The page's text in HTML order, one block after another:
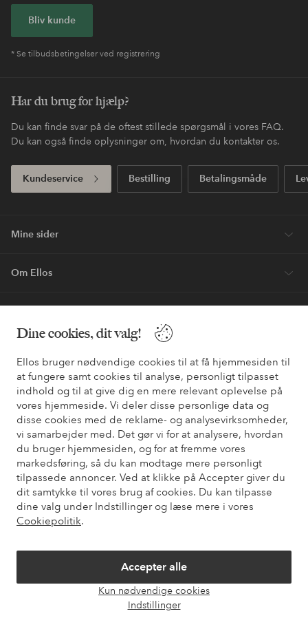
Dine cookies, dit valg!
Ellos bruger nødvendige cookies til at få hjemmesiden til
at fungere samt cookies til analyse, personligt tilpasset
indhold og til at give dig en mere relevant oplevelse på
vores hjemmeside. Vi deler disse personlige data og
disse cookies med de reklame- og analysevirksomheder,
vi samarbejder med. Det gør vi for at analysere, hvordan
du bruger hjemmesiden, og for at fremme vores
markedsføring, så du kan modtage mere personligt
tilpassede annoncer. Ved at klikke på Accepter giver du
dit samtykke til vores brug af cookies. Du kan tilpasse
dine valg under Indstillinger og læse mere i vores
Cookiepolitik.
Accepter alle
Kun nødvendige cookies
Indstillinger
Bliv kunde
* Se tilbudsbetingelser ved registrering
Har du brug for hjælp?
Du kan finde svar på de oftest stillede spørgsmål i vores FAQ.
Du kan også finde oplysninger om, hvordan du kontakter os.
Kundeservice Bestilling Betalingsmåde
Mine sider
Om Ellos
Venner
Sikre betalinger - betal nu eller del op
Vil du vide mere om vores betalingsmuligheder?
elpy elpy
Danmark - Vælg land
Facebook Instagram Pinterest